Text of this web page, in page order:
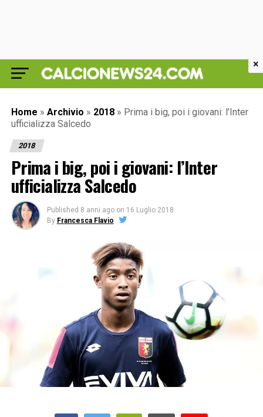
Home » Archivio » 2018 » Prima i big, poi i giovani: l’Inter
ufficializza Salcedo
2018
Prima i big, poi i giovani: l’Inter
ufficializza Salcedo
Published 8 anni ago on 16 Luglio 2018
By Francesca Flavio
×